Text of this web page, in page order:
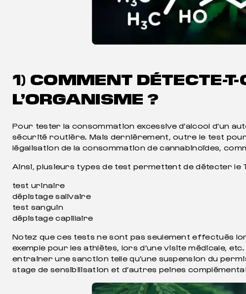
1) COMMENT DÉTECTE-
L’ORGANISME ?
Pour tester la consommation excessive d’alcool d’un
sécurité routière. Mais dernièrement, outre le test
légalisation de la consommation de cannabinoïdes,
Ainsi, plusieurs types de test permettent de détecter le
test urinaire
dépistage salivaire
test sanguin
dépistage capillaire
Notez que ces tests ne sont pas seulement effectués
exemple pour les athlètes, lors d’une visite médicale,
entrainer une sanction telle qu’une suspension du
stage de sensibilisation et d’autres peines